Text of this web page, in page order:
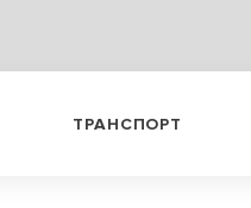
ТРАНСПОРТ